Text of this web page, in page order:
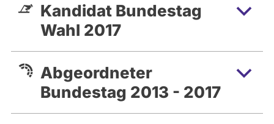
Kandidat Bundestag
Wahl 2017
Abgeordneter
Bundestag 2013 - 2017